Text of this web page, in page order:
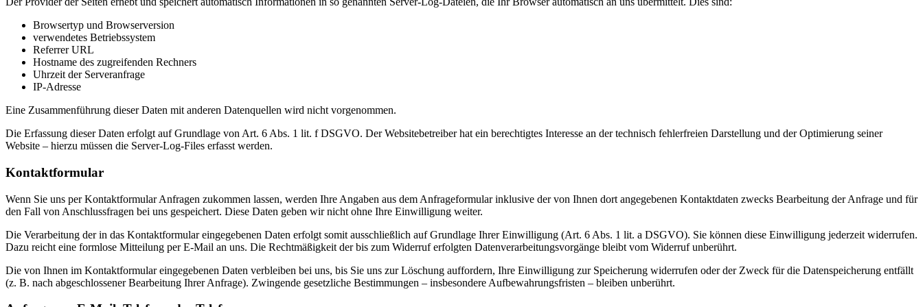
Browsertyp und Browserversion
verwendetes Betriebssystem
Referrer URL
Hostname des zugreifenden Rechners
Uhrzeit der Serveranfrage
IP-Adresse
Eine Zusammenführung dieser Daten mit anderen Datenquellen wird nicht vorgenommen.
Die Erfassung dieser Daten erfolgt auf Grundlage von Art. 6 Abs. 1 lit. f DSGVO. Der Websitebetreiber hat ein berechtigtes Interesse an der technisch fehlerfreien Darstellung und der Optimierung seiner
Website – hierzu müssen die Server-Log-Files erfasst werden.
Kontaktformular
Wenn Sie uns per Kontaktformular Anfragen zukommen lassen, werden Ihre Angaben aus dem Anfrageformular inklusive der von Ihnen dort angegebenen Kontaktdaten zwecks Bearbeitung der Anfrage und für
den Fall von Anschlussfragen bei uns gespeichert. Diese Daten geben wir nicht ohne Ihre Einwilligung weiter.
Die Verarbeitung der in das Kontaktformular eingegebenen Daten erfolgt somit ausschließlich auf Grundlage Ihrer Einwilligung (Art. 6 Abs. 1 lit. a DSGVO). Sie können diese Einwilligung jederzeit widerrufen.
Dazu reicht eine formlose Mitteilung per E-Mail an uns. Die Rechtmäßigkeit der bis zum Widerruf erfolgten Datenverarbeitungsvorgänge bleibt vom Widerruf unberührt.
Die von Ihnen im Kontaktformular eingegebenen Daten verbleiben bei uns, bis Sie uns zur Löschung auffordern, Ihre Einwilligung zur Speicherung widerrufen oder der Zweck für die Datenspeicherung entfällt
(z. B. nach abgeschlossener Bearbeitung Ihrer Anfrage). Zwingende gesetzliche Bestimmungen – insbesondere Aufbewahrungsfristen – bleiben unberührt.